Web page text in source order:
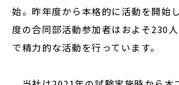
始。昨年度から本格的に活動を開始
度の合同部活動参加者はおよそ230
で精力的な活動を行っています。